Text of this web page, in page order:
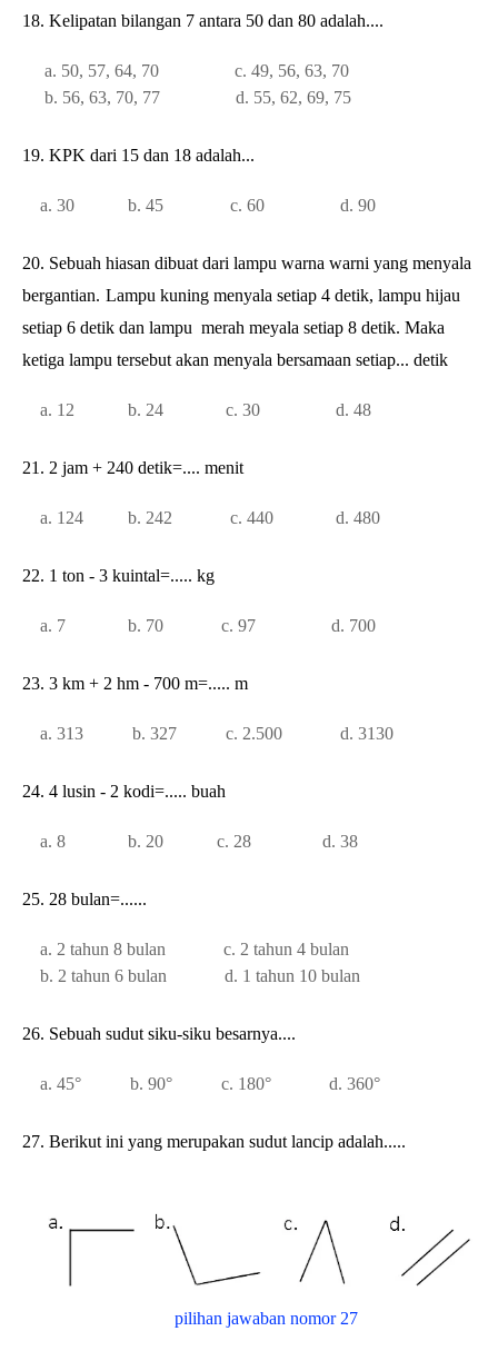
18. Kelipatan bilangan 7 antara 50 dan 80 adalah....
a. 50, 57, 64, 70 c. 49, 56, 63, 70
b. 56, 63, 70, 77 d. 55, 62, 69, 75
19. KPK dari 15 dan 18 adalah...
a. 30 b. 45 c. 60 d. 90
20. Sebuah hiasan dibuat dari lampu warna warni yang menyala
bergantian. Lampu kuning menyala setiap 4 detik, lampu hijau
setiap 6 detik dan lampu merah meyala setiap 8 detik. Maka
ketiga lampu tersebut akan menyala bersamaan setiap... detik
a. 12 b. 24 c. 30 d. 48
21. 2 jam + 240 detik=.... menit
a. 124 b. 242 c. 440 d. 480
22. 1 ton - 3 kuintal=..... kg
a. 7 b. 70 c. 97 d. 700
23. 3 km + 2 hm - 700 m=..... m
a. 313 b. 327 c. 2.500 d. 3130
24. 4 lusin - 2 kodi=..... buah
a. 8 b. 20 c. 28 d. 38
25. 28 bulan=......
a. 2 tahun 8 bulan c. 2 tahun 4 bulan
b. 2 tahun 6 bulan d. 1 tahun 10 bulan
26. Sebuah sudut siku-siku besarnya....
a. 45° b. 90° c. 180° d. 360°
27. Berikut ini yang merupakan sudut lancip adalah.....
pilihan jawaban nomor 27